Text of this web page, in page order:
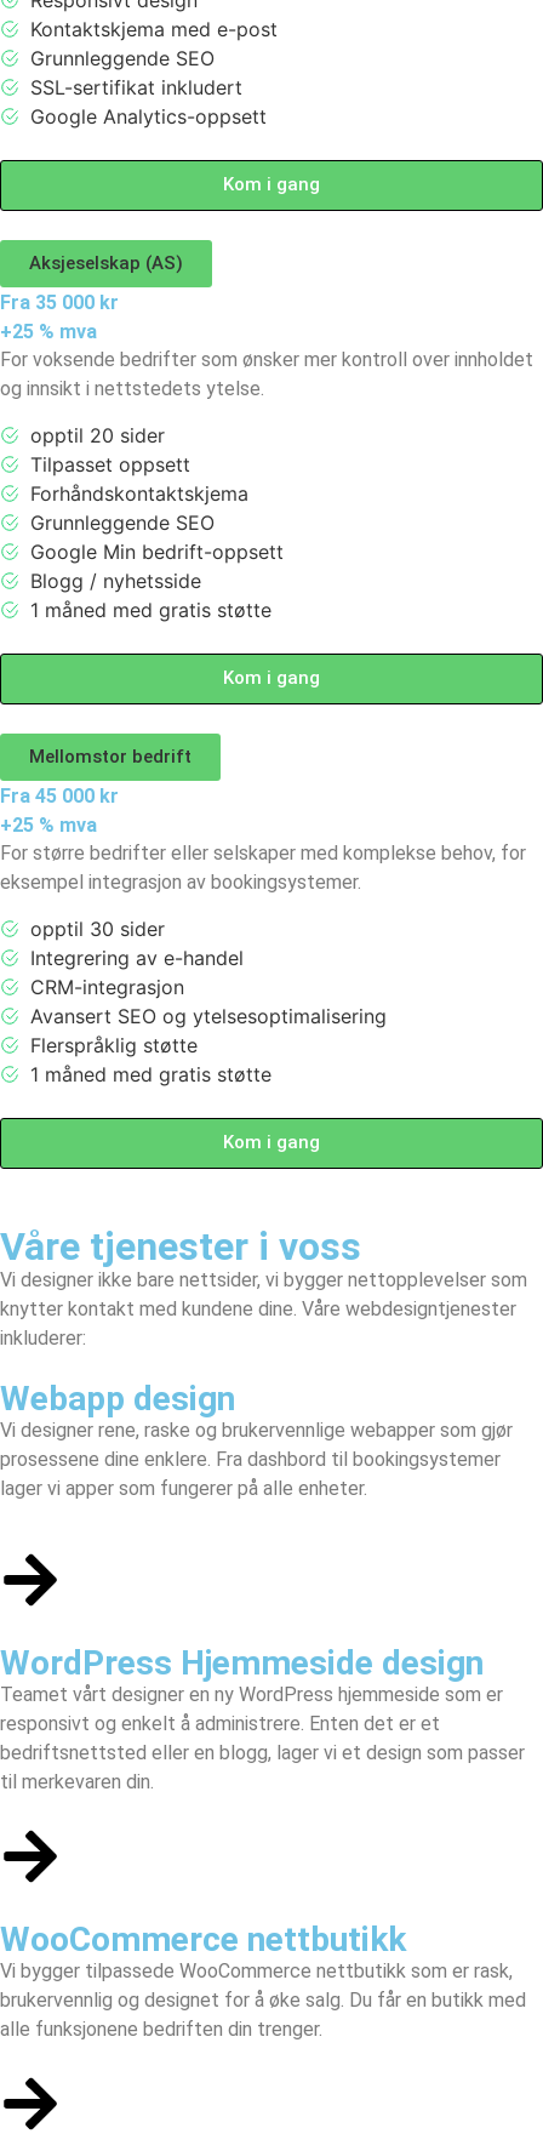
Kontaktskjema med e-post
Grunnleggende SEO
SSL-sertifikat inkludert
Google Analytics-oppsett
Kom i gang
Aksjeselskap (AS)
Fra 35 000 kr
+25 % mva
For voksende bedrifter som ønsker mer kontroll over innholdet
og innsikt i nettstedets ytelse.
opptil 20 sider
Tilpasset oppsett
Forhåndskontaktskjema
Grunnleggende SEO
Google Min bedrift-oppsett
Blogg / nyhetsside
1 måned med gratis støtte
Kom i gang
Mellomstor bedrift
Fra 45 000 kr
+25 % mva
For større bedrifter eller selskaper med komplekse behov, for
eksempel integrasjon av bookingsystemer.
opptil 30 sider
Integrering av e-handel
CRM-integrasjon
Avansert SEO og ytelsesoptimalisering
Flerspråklig støtte
1 måned med gratis støtte
Kom i gang
Våre tjenester i voss
Vi designer ikke bare nettsider, vi bygger nettopplevelser som
knytter kontakt med kundene dine. Våre webdesigntjenester
inkluderer:
Webapp design
Vi designer rene, raske og brukervennlige webapper som gjør
prosessene dine enklere. Fra dashbord til bookingsystemer
lager vi apper som fungerer på alle enheter.
WordPress Hjemmeside design
Teamet vårt designer en ny WordPress hjemmeside som er
responsivt og enkelt å administrere. Enten det er et
bedriftsnettsted eller en blogg, lager vi et design som passer
til merkevaren din.
WooCommerce nettbutikk
Vi bygger tilpassede WooCommerce nettbutikk som er rask,
brukervennlig og designet for å øke salg. Du får en butikk med
alle funksjonene bedriften din trenger.